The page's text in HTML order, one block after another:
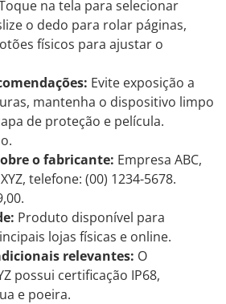
na tela para selecionar
o dedo para rolar páginas,
físicos para ajustar o
Evite exposição a
mantenha o dispositivo limpo
de proteção e película.
o fabricante: Empresa ABC,
telefone: (00) 1234-5678.
Produto disponível para
lojas físicas e online.
relevantes: O
possui certificação IP68,
e poeira.